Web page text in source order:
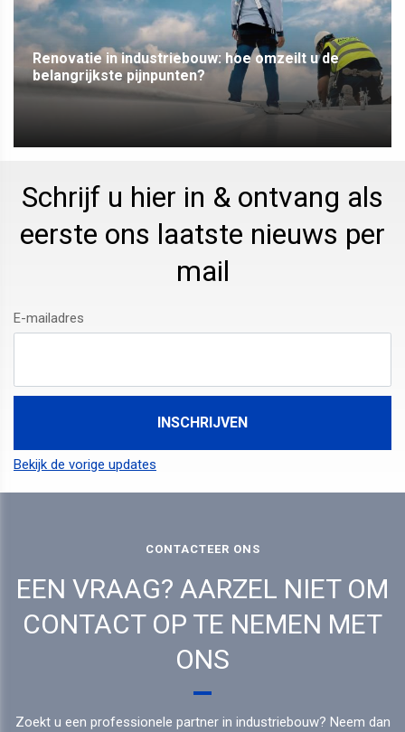
Renovatie in industriebouw: hoe omzeilt u de
belangrijkste pijnpunten?
Schrijf u hier in & ontvang als
eerste ons laatste nieuws per
mail
E-mailadres
Bekijk de vorige updates
CONTACTEER ONS
EEN VRAAG? AARZEL NIET OM
CONTACT OP TE NEMEN MET
ONS
Zoekt u een professionele partner in industriebouw? Neem dan